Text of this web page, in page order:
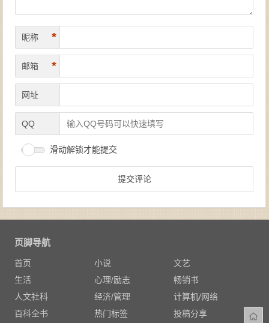
昵称 *
邮箱 *
网址
QQ
滑动解锁才能提交
页脚导航
首页 小说
文艺
生活
心理/励志
畅销书
人文社科
经济/管理
计算机/网络
百科全书
热门标签 投稿分享